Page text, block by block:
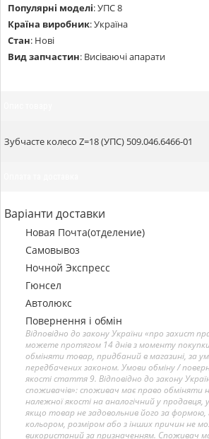
Популярні моделі:УПС 8
Країна виробник:Україна
Стан: Нові
Вид запчастин: Висіваючі апарати
Зубчасте колесо Z=18 (УПС) 509.046.6466-01
Варіанти доставки
Новая Почта(отделение)
Самовывоз
Ночной Экспресс
Гюнсел
Автолюкс
Повернення і обмін
Відповідно до закону України «про захист
можете протягом 14 днів з моменту
обміняти товар, придбаний в магазині, за
передбачених законом. Умови обміну /
якості стаття 9. Відповідно до закону
споживачів»: споживач має право обміняти
належної якості на аналогічний у продавця,
якщо товар не задовольнив його за
кольором, розміром або з інших причин не
використаний за призначенням. Споживач